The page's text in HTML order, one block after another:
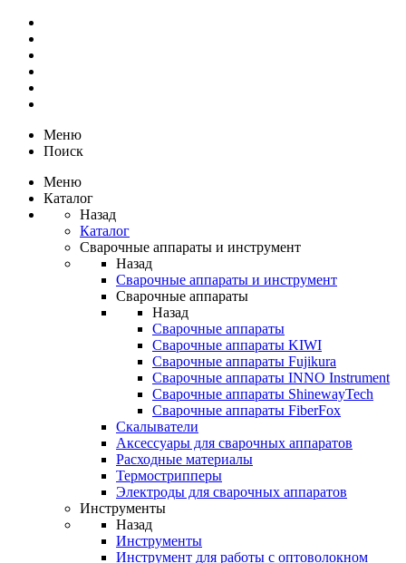
Меню
Поиск
Меню
Каталог
Назад
Каталог
Сварочные аппараты и инструмент
Назад
Сварочные аппараты и инструмент
Сварочные аппараты
Назад
Сварочные аппараты
Сварочные аппараты KIWI
Сварочные аппараты Fujikura
Сварочные аппараты INNO Instrument
Сварочные аппараты ShinewayTech
Cварочные аппараты FiberFox
Скалыватели
Аксессуары для сварочных аппаратов
Расходные материалы
Термострипперы
Электроды для сварочных аппаратов
Инструменты
Назад
Инструменты
Инструмент для работы с оптоволокном